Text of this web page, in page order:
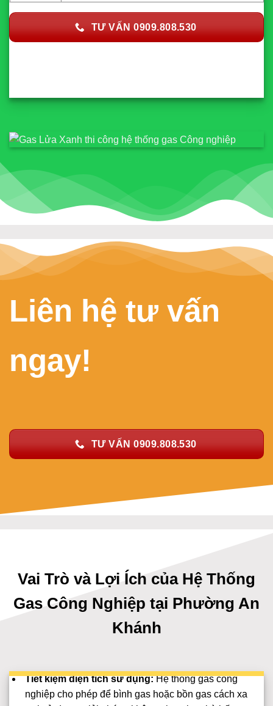
TƯ VẤN 0909.808.530
Liên hệ tư vấn
ngay!
TƯ VẤN 0909.808.530
Vai Trò và Lợi Ích của Hệ Thống
Gas Công Nghiệp tại Phường An
Khánh
Tiết kiệm diện tích sử dụng:Hệ thống gas công
nghiệp cho phép để bình gas hoặc bồn gas cách xa